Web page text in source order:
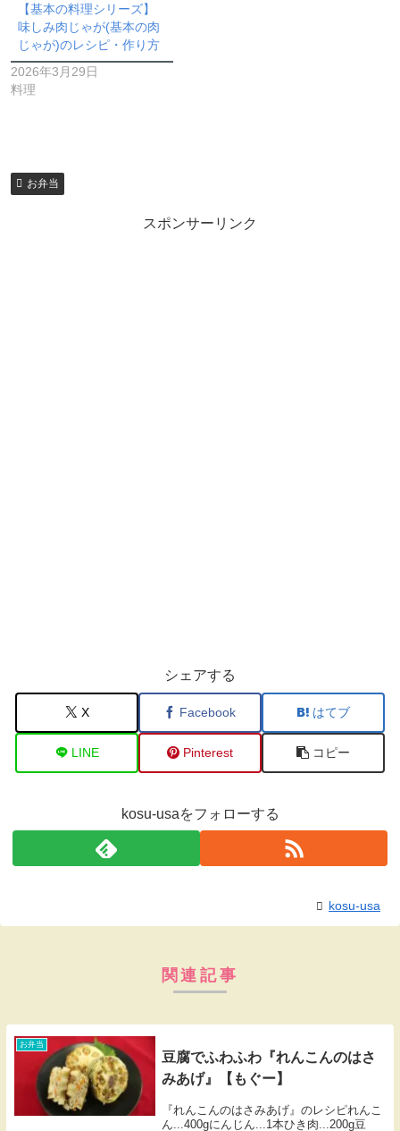
【基本の料理シリーズ】
味しみ肉じゃが(基本の肉
じゃが)のレシピ・作り方
2026年3月29日
料理
お弁当
スポンサーリンク
シェアする
X Facebook はてブ
LINE Pinterest コピー
kosu-usaをフォローする
kosu-usa
関連記事
お弁当
豆腐でふわふわ『れんこんのはさ
みあげ』【もぐー】
『れんこんのはさみあげ』のレシピれんこ
ん...400gにんじん...1本ひき肉...200g豆